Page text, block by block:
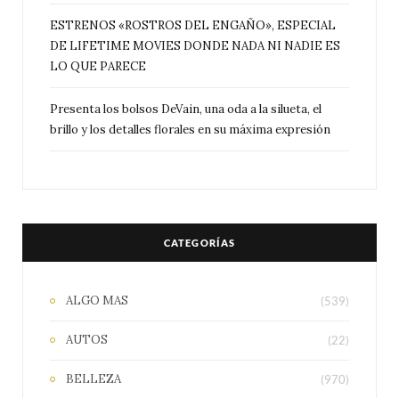
ESTRENOS «ROSTROS DEL ENGAÑO», ESPECIAL
DE LIFETIME MOVIES DONDE NADA NI NADIE ES
LO QUE PARECE
Presenta los bolsos DeVain, una oda a la silueta, el
brillo y los detalles florales en su máxima expresión
CATEGORÍAS
ALGO MAS (539)
AUTOS (22)
BELLEZA (970)